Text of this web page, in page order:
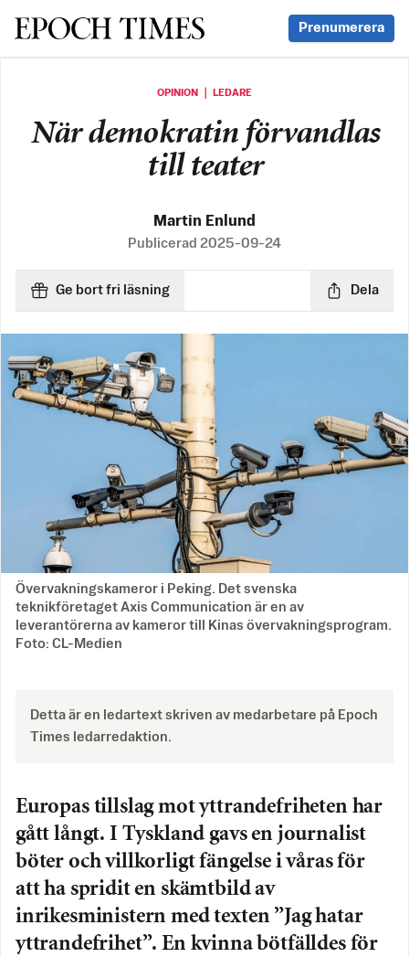
Svenska Epoch Times Prenumerera
OPINION ｜ LEDARE
När demokratin förvandlas
till teater
Martin Enlund
Publicerad 2025-09-24
Ge bort fri läsning Dela
Övervakningskameror i Peking. Det svenska
teknikföretaget Axis Communication är en av
leverantörerna av kameror till Kinas övervakningsprogram.
Foto: CL-Medien
Detta är en ledartext skriven av medarbetare på Epoch
Times ledarredaktion.
Europas tillslag mot yttrandefriheten har
gått långt. I Tyskland gavs en journalist
böter och villkorligt fängelse i våras för
att ha spridit en skämtbild av
inrikesministern med texten ”Jag hatar
yttrandefrihet”. En kvinna bötfälldes för